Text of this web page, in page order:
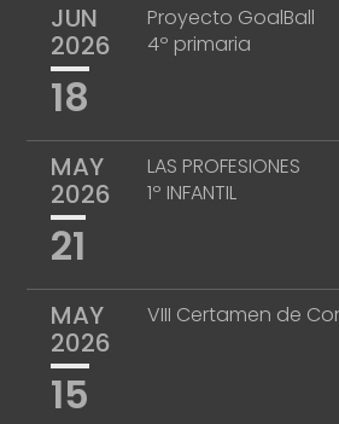
JUN
2026
18
Proyecto GoalBall
4º primaria
MAY
2026
21
LAS PROFESIONES
1º INFANTIL
MAY
2026
15
VIII Certamen de